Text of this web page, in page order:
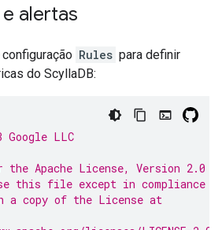
alertas
Rules para definir
do ScyllaDB:
Google LLC
the Apache License, Version
this file except in compliance
a copy of the License at